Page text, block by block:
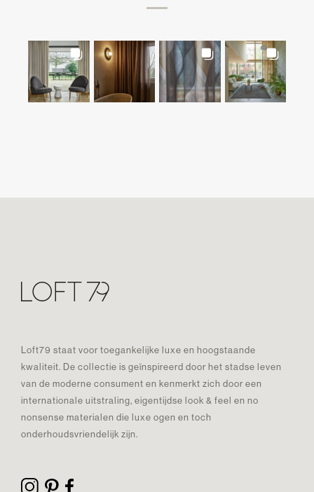
Loft79 staat voor toegankelijke luxe en hoogstaande
kwaliteit. De collectie is geïnspireerd door het stadse leven
van de moderne consument en kenmerkt zich door een
internationale uitstraling, eigentijdse look & feel en no
nonsense materialen die luxe ogen en toch
onderhoudsvriendelijk zijn.